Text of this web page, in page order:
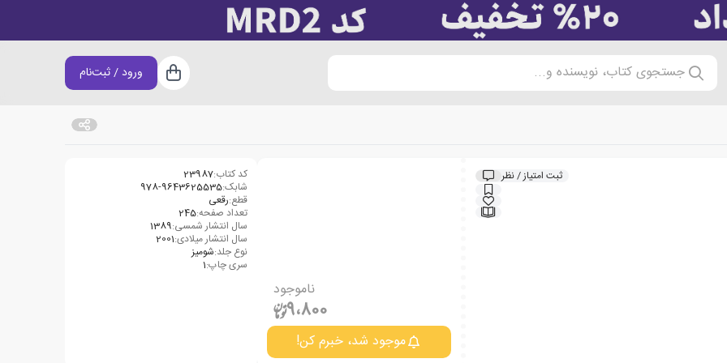
جستجوی کتاب، نویسنده و... سبد خرید
ورود / ثبت‌نام
ثبت امتیاز / نظر
ناموجود
9،800
موجود شد، خبرم کن!
کد کتاب:23987
شابک:978-9643625535
قطع:رقعی
تعداد صفحه:245
سال انتشار شمسی:1389
سال انتشار میلادی:2001
نوع جلد:شومیز
سری چاپ:1